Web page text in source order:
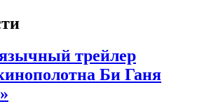
трейлер
Би Ганя